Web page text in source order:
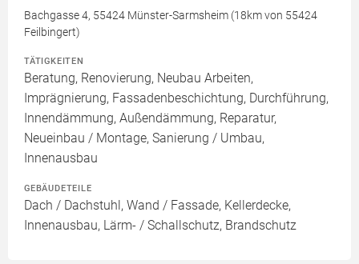
Bachgasse 4, 55424 Münster-Sarmsheim (18km von 55424
Feilbingert)
TÄTIGKEITEN
Beratung, Renovierung, Neubau Arbeiten,
Imprägnierung, Fassadenbeschichtung, Durchführung,
Innendämmung, Außendämmung, Reparatur,
Neueinbau / Montage, Sanierung / Umbau,
Innenausbau
GEBÄUDETEILE
Dach / Dachstuhl, Wand / Fassade, Kellerdecke,
Innenausbau, Lärm- / Schallschutz, Brandschutz